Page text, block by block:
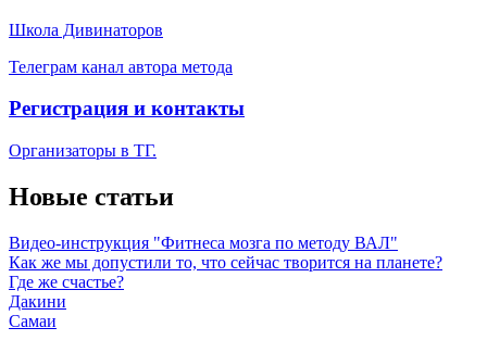
Школа Дивинаторов
Телеграм канал автора метода
Регистрация и контакты
Организаторы в ТГ.
Новые статьи
Видео-инструкция "Фитнеса мозга по методу ВАЛ"
Как же мы допустили то, что сейчас творится на планете?
Где же счастье?
Дакини
Самаи